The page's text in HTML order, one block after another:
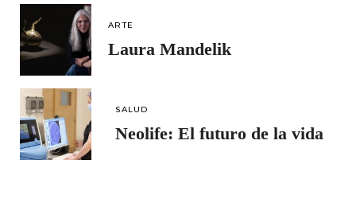
ARTE
Laura Mandelik
SALUD
Neolife: El futuro de la vida